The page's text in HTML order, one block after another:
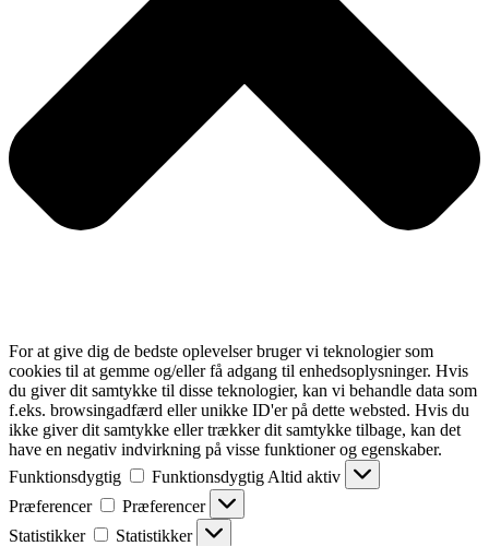
For at give dig de bedste oplevelser bruger vi teknologier som
cookies til at gemme og/eller få adgang til enhedsoplysninger. Hvis
du giver dit samtykke til disse teknologier, kan vi behandle data som
f.eks. browsingadfærd eller unikke ID'er på dette websted. Hvis du
ikke giver dit samtykke eller trækker dit samtykke tilbage, kan det
have en negativ indvirkning på visse funktioner og egenskaber.
Funktionsdygtig
Funktionsdygtig Altid aktiv
Præferencer
Præferencer
Statistikker
Statistikker